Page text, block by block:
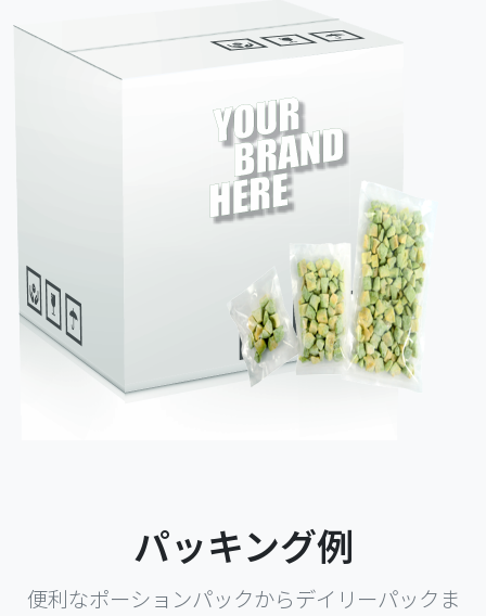
パッキング例
便利なポーションパックからデイリーパックま